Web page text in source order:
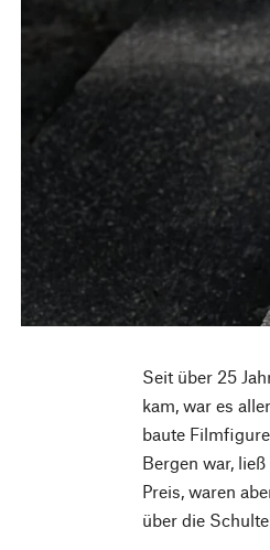
Seit über 25
kam, war es
baute
Bergen war,
Preis, waren
über die